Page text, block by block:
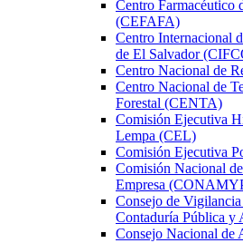
Centro Farmacéutico
(CEFAFA)
Centro Internacional
de El Salvador
Centro Nacional de
Centro Nacional de
Forestal (CENTA)
Comisión Ejecutiva
Lempa (CEL)
Comisión Ejecutiva
Comisión Nacional
Empresa
Consejo de
Contaduría Pública
Consejo Nacional de